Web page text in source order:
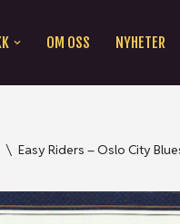
OM OSS NYHETER
\ Easy Riders – Oslo City